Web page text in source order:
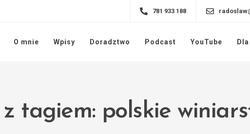
781 933 188
O mnie Wpisy Doradztwo Podcast YouTube
tagiem: polskie